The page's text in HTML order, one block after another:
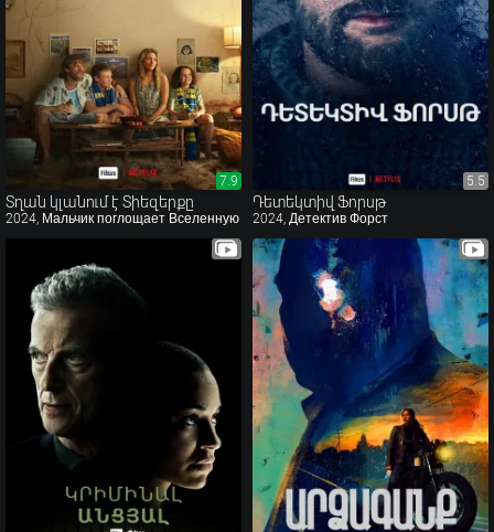
7.9
7.9
Տղան կլանում է Տիեզերքը
2024, Мальчик поглощает Вселенную
5.5
5.5
Դետեկտիվ Ֆորսթ
2024, Детектив Форст